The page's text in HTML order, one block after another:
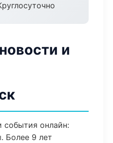
и
события онлайн:
Более 9 лет